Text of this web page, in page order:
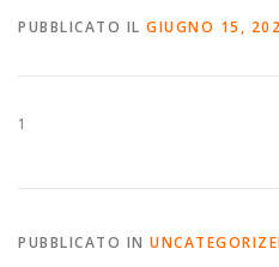
PUBBLICATO IL GIUGNO 15,
1
PUBBLICATO IN